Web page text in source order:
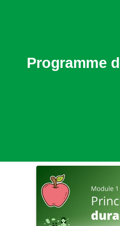
Programme